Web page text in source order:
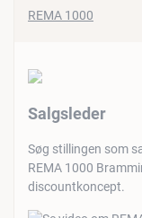
REMA 1000
Salgsleder
Søg stillingen som
REMA 1000
discountkoncept.